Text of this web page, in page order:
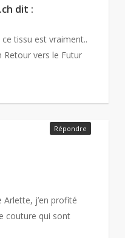
dit :
tissu est vraiment..
Retour vers le Futur
j’en profité
couture qui sont
Répondre